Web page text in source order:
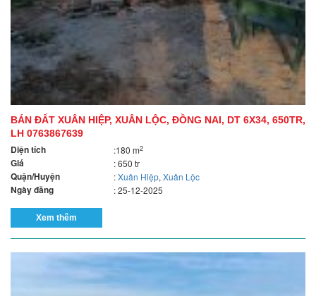
BÁN ĐẤT XUÂN HIỆP, XUÂN LỘC, ĐỒNG NAI, DT 6X34, 650TR,
LH 0763867639
Diện tích :180 m2
Giá : 650 tr
Quận/Huyện :Xuân Hiệp,Xuân Lộc
Ngày đăng : 25-12-2025
Xem thêm